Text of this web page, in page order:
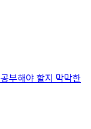
부해야 할지 막막한